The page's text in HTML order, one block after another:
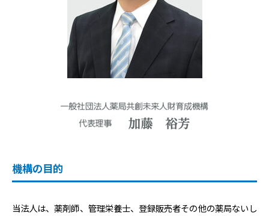
機構の目的
当法人は、薬剤師、管理栄養士、登録販売者その他の薬局ないし